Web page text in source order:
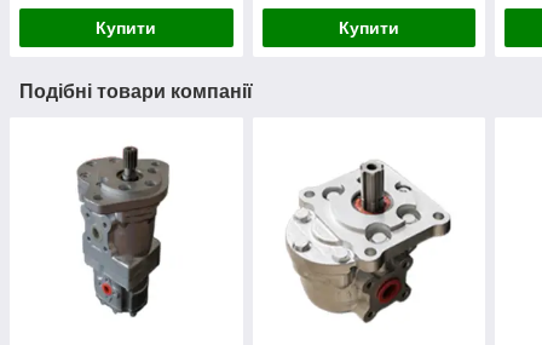
Купити Купити
Подібні товари компанії